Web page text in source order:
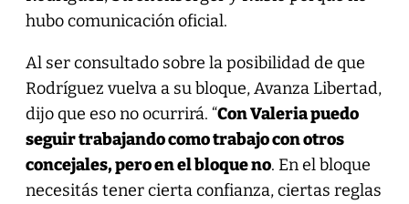
hubo comunicación oficial.
Al ser consultado sobre la posibilidad de que
Rodríguez vuelva a su bloque, Avanza Libertad,
dijo que eso no ocurrirá. “Con Valeria puedo
seguir trabajando como trabajo con otros
concejales, pero en el bloque no. En el bloque
necesitás tener cierta confianza, ciertas reglas